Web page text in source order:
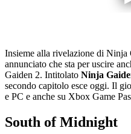
Insieme alla rivelazione di Ninja
annunciato che sta per uscire
Gaiden 2. Intitolato Ninja
secondo capitolo esce oggi. Il
e PC e anche su Xbox Game
South of Midnight